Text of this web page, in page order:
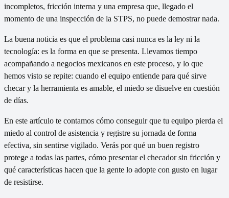
incompletos, fricción interna y una empresa que, llegado el
momento de una inspección de la STPS, no puede demostrar nada.
La buena noticia es que el problema casi nunca es la ley ni la
tecnología: es la forma en que se presenta. Llevamos tiempo
acompañando a negocios mexicanos en este proceso, y lo que
hemos visto se repite: cuando el equipo entiende para qué sirve
checar y la herramienta es amable, el miedo se disuelve en cuestión
de días.
En este artículo te contamos cómo conseguir que tu equipo pierda el
miedo al control de asistencia y registre su jornada de forma
efectiva, sin sentirse vigilado. Verás por qué un buen registro
protege a todas las partes, cómo presentar el checador sin fricción y
qué características hacen que la gente lo adopte con gusto en lugar
de resistirse.